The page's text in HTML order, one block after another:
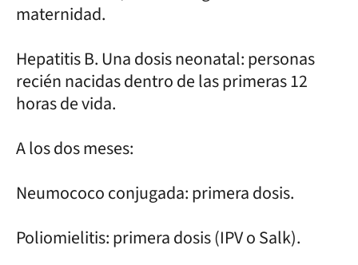
maternidad.
Hepatitis B. Una dosis neonatal: personas
recién nacidas dentro de las primeras 12
horas de vida.
A los dos meses:
Neumococo conjugada: primera dosis.
Poliomielitis: primera dosis (IPV o Salk).